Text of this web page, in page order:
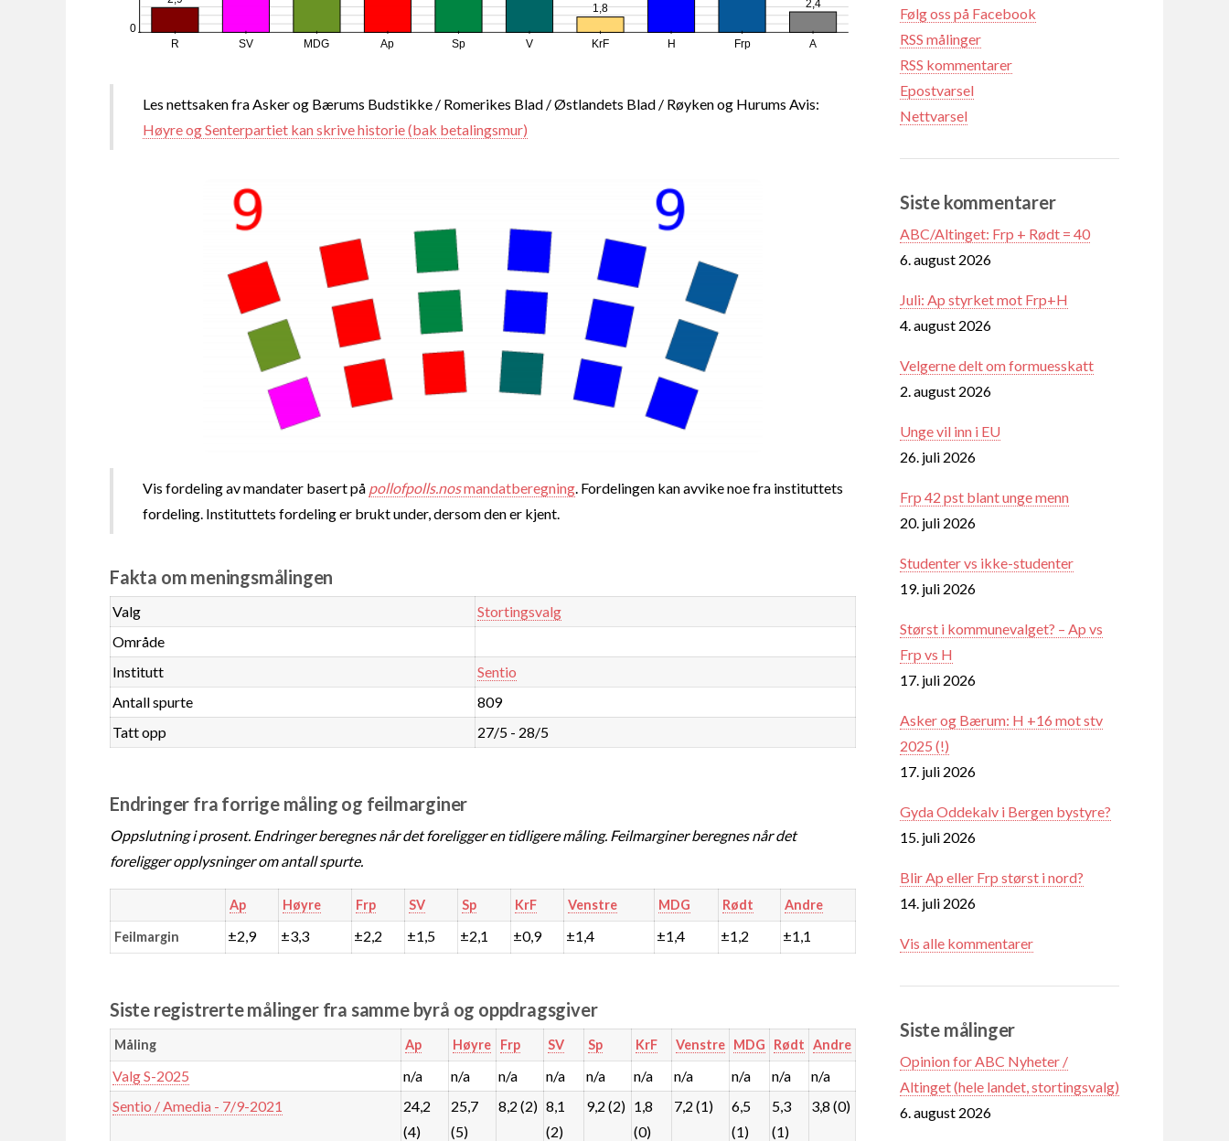
1,8 2,4
R SV MDG Ap Sp V KrF H Frp A
0
Les nettsaken fra Asker og Bærums Budstikke / Romerikes Blad / Østlandets Blad / Røyken og Hurums Avis:
Høyre og Senterpartiet kan skrive historie (bak betalingsmur)
Vis fordeling av mandater basert på pollofpolls.nosmandatberegning . Fordelingen kan avvike noe fra instituttets
fordeling. Instituttets fordeling er brukt under, dersom den er kjent.
Fakta om meningsmålingen
Valg
Stortingsvalg
Område
Institutt
Sentio
Antall spurte
809
Tatt opp
27/5 - 28/5
Endringer fra forrige måling og feilmarginer
Oppslutning i prosent. Endringer beregnes når det foreligger en tidligere måling. Feilmarginer beregnes når det
foreligger opplysninger om antall spurte.
Ap Høyre Frp SV Sp KrF Venstre MDG Rødt Andre
Feilmargin ±2,9 ±3,3 ±2,2 ±1,5 ±2,1 ±0,9 ±1,4 ±1,4 ±1,2 ±1,1
Siste registrerte målinger fra samme byrå og oppdragsgiver
Måling Ap Høyre Frp SV Sp KrF Venstre MDG Rødt Andre
Valg S-2025 n/a n/a n/a n/a n/a n/a n/a n/a n/a
n/a
Sentio / Amedia - 7/9-2021
24,2
(4)
25,7
(5)
8,2 (2) 8,1
(2)
9,2 (2) 1,8
(0)
7,2 (1)
6,5
(1)
5,3
(1)
3,8 (0)
Følg oss på Facebook
RSS målinger
RSS kommentarer
Epostvarsel
Nettvarsel
Siste kommentarer
ABC/Altinget: Frp + Rødt = 40
6. august 2026
Juli: Ap styrket mot Frp+H
4. august 2026
Velgerne delt om formuesskatt
2. august 2026
Unge vil inn i EU
26. juli 2026
Frp 42 pst blant unge menn
20. juli 2026
Studenter vs ikke-studenter
19. juli 2026
Størst i kommunevalget? – Ap vs
Frp vs H
17. juli 2026
Asker og Bærum: H +16 mot stv
2025 (!)
17. juli 2026
Gyda Oddekalv i Bergen bystyre?
15. juli 2026
Blir Ap eller Frp størst i nord?
14. juli 2026
Vis alle kommentarer
Siste målinger
Opinion for ABC Nyheter /
Altinget (hele landet, stortingsvalg)
6. august 2026